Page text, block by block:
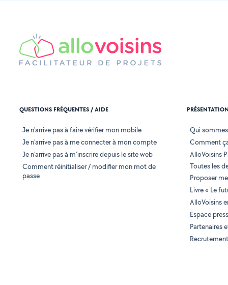
QUESTIONS FRÉQUENTES / AIDE
Je n'arrive pas à faire vérifier mon mobile
Je n'arrive pas à me connecter à mon compte
Je n'arrive pas à m'inscrire depuis le site web
Comment réinitialiser / modifier mon mot de
passe
Qui
Comment
AlloVoisins
Toutes les
Proposer
Livre « Le
AlloVoisins
Espace
Partenaires
Recrutement